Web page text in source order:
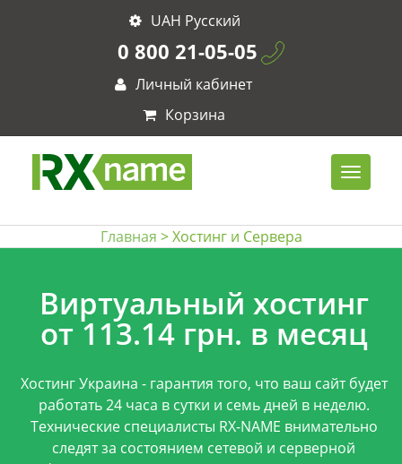
UAH Русский
0 800 21-05-05
Личный кабинет
Корзина
Главная > Хостинг и Сервера
Виртуальный хостинг
от 113.14 грн. в месяц
Хостинг Украина - гарантия того, что ваш сайт будет
работать 24 часа в сутки и семь дней в неделю.
Технические специалисты RX-NАМЕ внимательно
следят за состоянием сетевой и серверной